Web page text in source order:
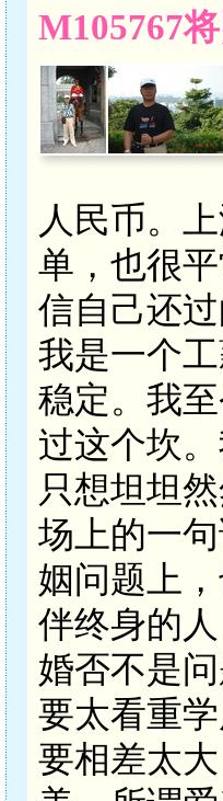
M105767
人民币。
单，也很
信自己还
我是一个
稳定。我
过这个坎
只想坦坦
场上的一
姻问题上
伴终身的
婚否不是
要太看重
要相差太